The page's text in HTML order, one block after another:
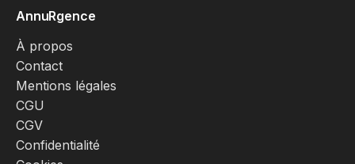
AnnuRgence
À propos
Contact
Mentions légales
CGU
CGV
Confidentialité